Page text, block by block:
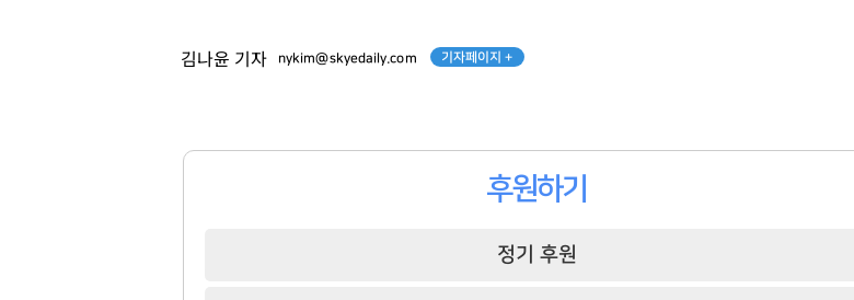
김나윤 기자 nykim@skyedaily.com 기자페이지 +
후원하기
정기 후원